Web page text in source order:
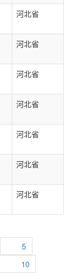
河北省
河北省
河北省
河北省
河北省
河北省
河北省
5
10